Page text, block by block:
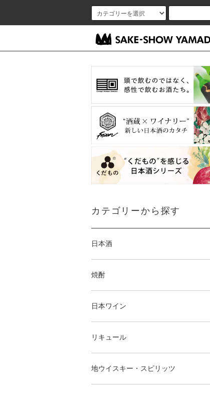
カテゴリーから探す
日本酒
焼酎
日本ワイン
リキュール
地ウイスキー・スピリッツ